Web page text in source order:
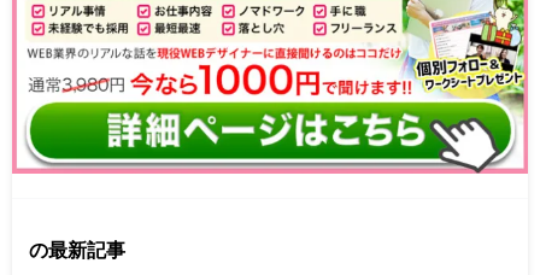
の最新記事